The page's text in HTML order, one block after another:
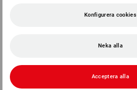
Konfigurera cookies
Neka alla
Acceptera alla